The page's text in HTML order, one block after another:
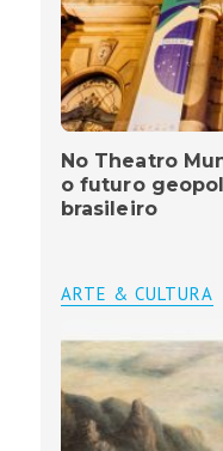
No Theatro
o futuro
brasileiro
ARTE & CULTURA